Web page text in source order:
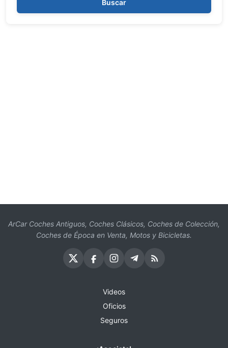
Buscar
ArCar Coches Antiguos, Coches Clásicos, Coches de Colección,
Coches de Época en Venta, Motos y Bicicletas.
Videos
Oficios
Seguros